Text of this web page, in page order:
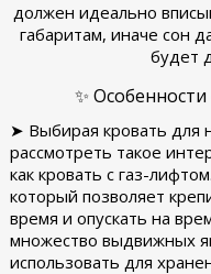
должен идеально
габаритам, иначе сон
будет
✨
➤ Выбирая кровать
рассмотреть такое
как кровать с газ-
который позволяет
время и опускать на
множество выдвижных
использовать для